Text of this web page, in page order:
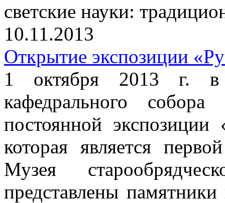
светские науки:
10.11.2013
Открытие экспозиции
1 октября 2013 г. в
кафедрального
постоянной
которая является
Музея
представлены